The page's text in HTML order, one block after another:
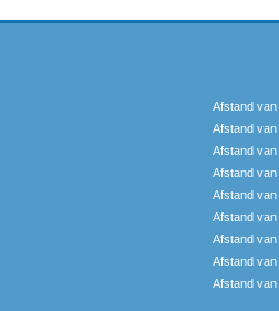
Afstand van
Afstand van
Afstand van
Afstand van
Afstand van
Afstand van
Afstand van
Afstand van
Afstand van